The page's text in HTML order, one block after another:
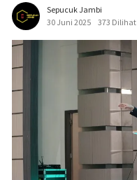
Sepucuk Jambi
30 Juni 2025
373 Dilihat